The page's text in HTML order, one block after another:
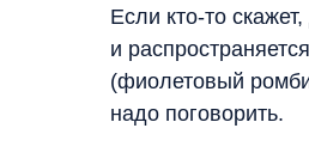
Если кто-то
и
(фиолетовый
надо поговорить.